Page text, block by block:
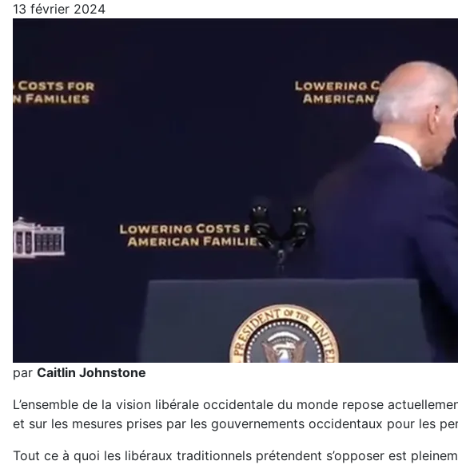
13 février 2024
par Caitlin Johnstone
L’ensemble de la vision libérale occidentale du monde repose
et sur les mesures prises par les gouvernements occidentaux pour les
Tout ce à quoi les libéraux traditionnels prétendent s’opposer est